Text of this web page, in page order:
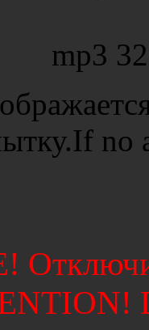
mp3